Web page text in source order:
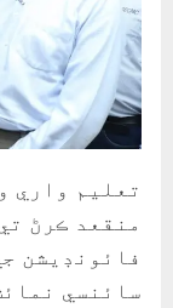
تعليم واري
منقعد ڪرڻ
فائونڊيشن
سائنسي